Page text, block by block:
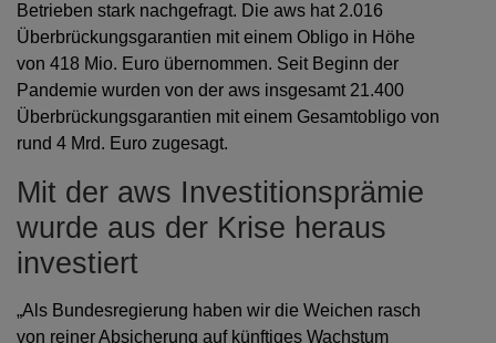
Betrieben stark nachgefragt. Die aws hat 2.016
Überbrückungsgarantien mit einem Obligo in Höhe
von 418 Mio. Euro übernommen. Seit Beginn der
Pandemie wurden von der aws insgesamt 21.400
Überbrückungsgarantien mit einem Gesamtobligo von
rund 4 Mrd. Euro zugesagt.
Mit der aws Investitionsprämie
wurde aus der Krise heraus
investiert
„Als Bundesregierung haben wir die Weichen rasch
von reiner Absicherung auf künftiges Wachstum